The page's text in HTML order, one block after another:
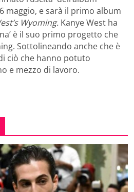
maggio, e sarà il primo album
Wyoming. Kanye West ha
è il suo primo progetto che
Sottolineando anche che è
ciò che hanno potuto
e mezzo di lavoro.